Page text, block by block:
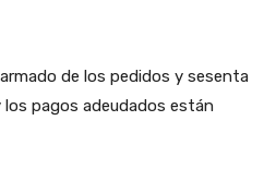
de los pedidos y sesenta
pagos adeudados están